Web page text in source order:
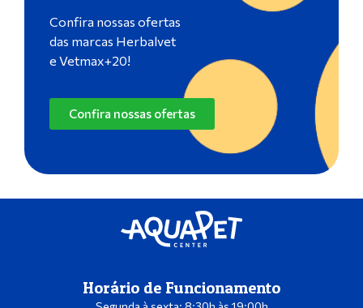
Confira nossas ofertas
das marcas Herbalvet
e Vetmax+20!
Confira nossas ofertas
Horário de Funcionamento